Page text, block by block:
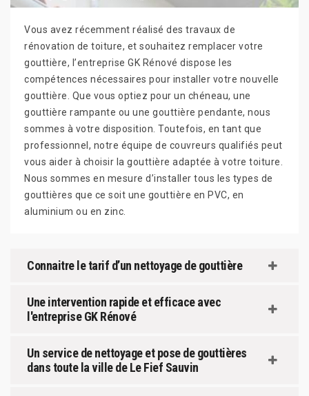
Vous avez récemment réalisé des travaux de
rénovation de toiture, et souhaitez remplacer votre
gouttière, l’entreprise GK Rénové dispose les
compétences nécessaires pour installer votre nouvelle
gouttière. Que vous optiez pour un chéneau, une
gouttière rampante ou une gouttière pendante, nous
sommes à votre disposition. Toutefois, en tant que
professionnel, notre équipe de couvreurs qualifiés peut
vous aider à choisir la gouttière adaptée à votre toiture.
Nous sommes en mesure d’installer tous les types de
gouttières que ce soit une gouttière en PVC, en
aluminium ou en zinc.
Connaitre le tarif d’un nettoyage de gouttière
Une intervention rapide et efficace avec
l'entreprise GK Rénové
Un service de nettoyage et pose de gouttières
dans toute la ville de Le Fief Sauvin